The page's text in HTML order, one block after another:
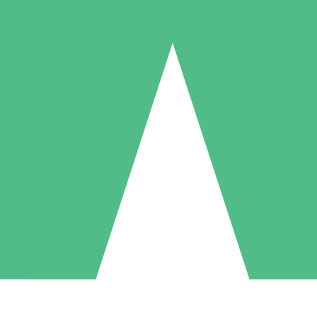
Packs de Crédits Individuels
à l'utilisation avec des crédits de téléchargement. Sans engagement
5 Téléchargements
US$